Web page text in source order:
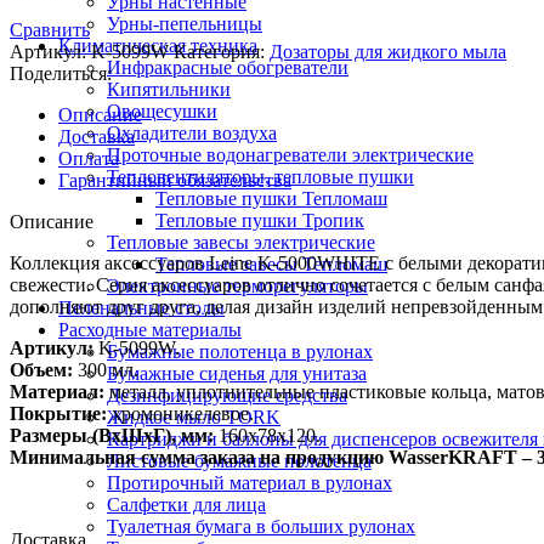
Урны-пепельницы
Климатическая техника
Инфракрасные обогреватели
Кипятильники
Овощесушки
Охладители воздуха
Проточные водонагреватели электрические
Тепловентиляторы, тепловые пушки
Тепловые пушки Тепломаш
Тепловые пушки Тропик
Тепловые завесы электрические
Тепловые завесы Тепломаш
Электронные терморегуляторы
Пеленальные столы
Расходные материалы
Бумажные полотенца в рулонах
Бумажные сиденья для унитаза
Дезинфицирующие средства
Жидкое мыло TORK
Картриджи и баллоны для диспенсеров освежителя
Листовые бумажные полотенца
Протирочный материал в рулонах
Салфетки для лица
Туалетная бумага в больших рулонах
Сравнить
Артикул:K-5099WКатегория: Дозаторы для жидкого мыла
Поделиться:
Описание
Доставка
Оплата
Гарантийный обязательства
Описание
Коллекция аксессуаров Leine K-5000WHITE с белыми
свежести. Серия аксессуаров отлично сочетается с белым
дополняют друг друга, делая дизайн изделий
Артикул:K-5099W.
Объем: 300 мл.
Материал: металл, уплотнительные пластиковые кольца,
Покрытие:хромоникелевое.
Размеры (ВхШхГ), мм:160х78х120.
Минимальная сумма заказа на продукцию WasserKRAFT –
Доставка